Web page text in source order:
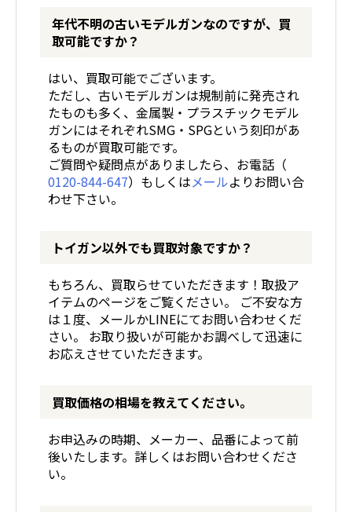
年代不明の古いモデルガンなのですが、買
取可能ですか？
はい、買取可能でございます。
ただし、古いモデルガンは規制前に発売され
たものも多く、金属製・プラスチックモデル
ガンにはそれぞれSMG・SPGという刻印があ
るものが買取可能です。
ご質問や疑問点がありましたら、お電話（
0120-844-647）もしくはメールよりお問い合
わせ下さい。
トイガン以外でも買取対象ですか？
もちろん、買取らせていただきます！取扱ア
イテムのページをご覧ください。 ご不安な方
は１度、メールかLINEにてお問い合わせくだ
さい。 お取り扱いが可能かお調べして迅速に
お応えさせていただきます。
買取価格の相場を教えてください。
お申込みの時期、メーカー、品番によって前
後いたします。詳しくはお問い合わせくださ
い。